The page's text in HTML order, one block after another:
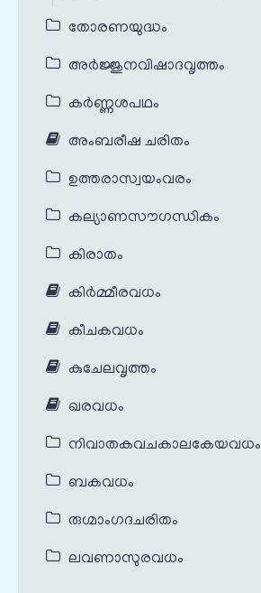
തോരണയുദ്ധം
അർജ്ജുനവിഷാദവൃത്തം
കർണ്ണശപഥം
അംബരീഷ ചരിതം
ഉത്തരാസ്വയംവരം
കല്യാണസൗഗന്ധികം
കിരാതം
കിർമ്മീരവധം
കീചകവധം
കുചേലവൃത്തം
ഖരവധം
നിവാതകവചകാലകേയവധം
ബകവധം
രുഗ്മാംഗദചരിതം
ലവണാസുരവധം